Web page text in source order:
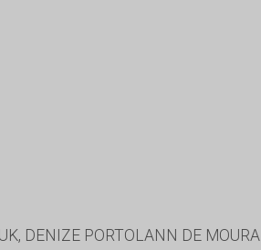
DENIZE PORTOLANN DE MOURA